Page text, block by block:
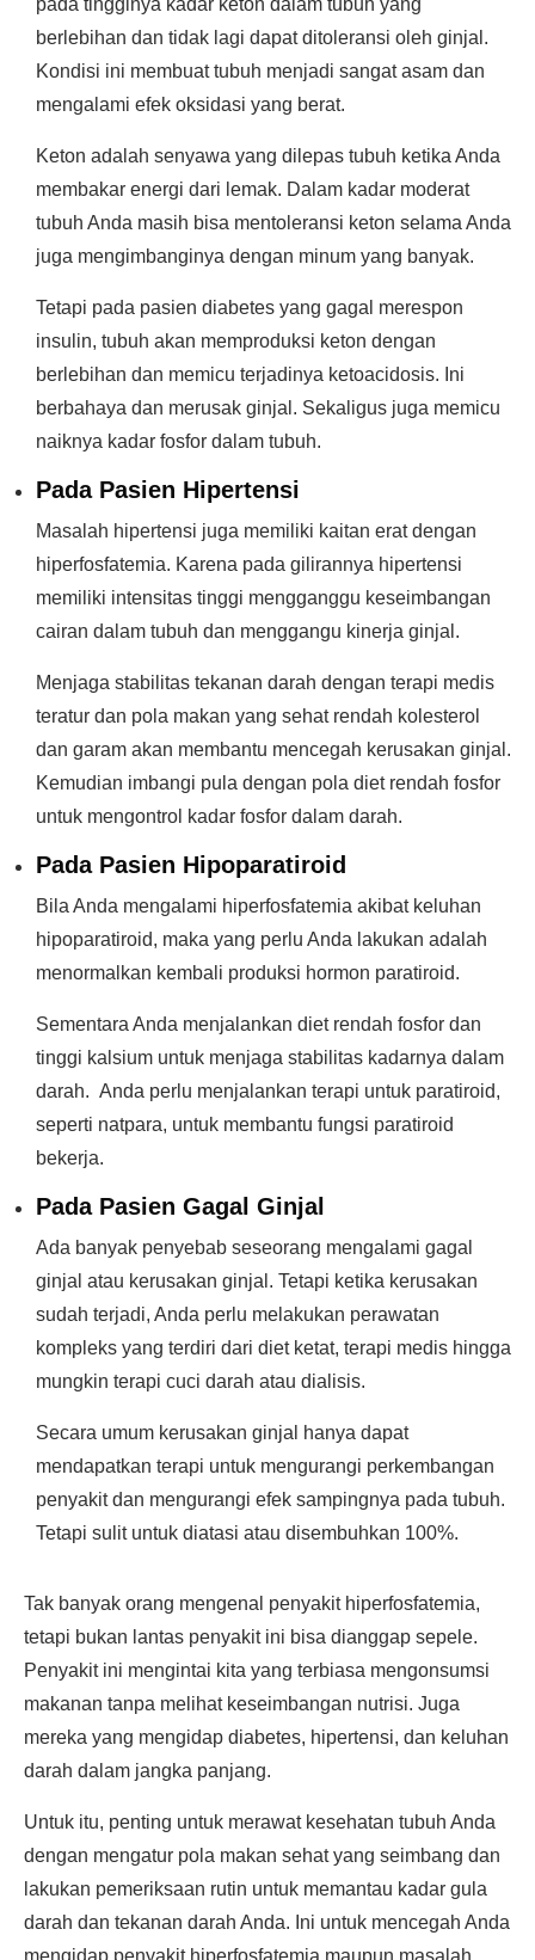
pada tingginya kadar keton dalam tubuh yang
berlebihan dan tidak lagi dapat ditoleransi oleh ginjal.
Kondisi ini membuat tubuh menjadi sangat asam dan
mengalami efek oksidasi yang berat.
Keton adalah senyawa yang dilepas tubuh ketika Anda
membakar energi dari lemak. Dalam kadar moderat
tubuh Anda masih bisa mentoleransi keton selama Anda
juga mengimbanginya dengan minum yang banyak.
Tetapi pada pasien diabetes yang gagal merespon
insulin, tubuh akan memproduksi keton dengan
berlebihan dan memicu terjadinya ketoacidosis. Ini
berbahaya dan merusak ginjal. Sekaligus juga memicu
naiknya kadar fosfor dalam tubuh.
Pada Pasien Hipertensi
Masalah hipertensi juga memiliki kaitan erat dengan
hiperfosfatemia. Karena pada gilirannya hipertensi
memiliki intensitas tinggi mengganggu keseimbangan
cairan dalam tubuh dan menggangu kinerja ginjal.
Menjaga stabilitas tekanan darah dengan terapi medis
teratur dan pola makan yang sehat rendah kolesterol
dan garam akan membantu mencegah kerusakan ginjal.
Kemudian imbangi pula dengan pola diet rendah fosfor
untuk mengontrol kadar fosfor dalam darah.
Pada Pasien Hipoparatiroid
Bila Anda mengalami hiperfosfatemia akibat keluhan
hipoparatiroid, maka yang perlu Anda lakukan adalah
menormalkan kembali produksi hormon paratiroid.
Sementara Anda menjalankan diet rendah fosfor dan
tinggi kalsium untuk menjaga stabilitas kadarnya dalam
darah. Anda perlu menjalankan terapi untuk paratiroid,
seperti natpara, untuk membantu fungsi paratiroid
bekerja.
Pada Pasien Gagal Ginjal
Ada banyak penyebab seseorang mengalami gagal
ginjal atau kerusakan ginjal. Tetapi ketika kerusakan
sudah terjadi, Anda perlu melakukan perawatan
kompleks yang terdiri dari diet ketat, terapi medis hingga
mungkin terapi cuci darah atau dialisis.
Secara umum kerusakan ginjal hanya dapat
mendapatkan terapi untuk mengurangi perkembangan
penyakit dan mengurangi efek sampingnya pada tubuh.
Tetapi sulit untuk diatasi atau disembuhkan 100%.
Tak banyak orang mengenal penyakit hiperfosfatemia,
tetapi bukan lantas penyakit ini bisa dianggap sepele.
Penyakit ini mengintai kita yang terbiasa mengonsumsi
makanan tanpa melihat keseimbangan nutrisi. Juga
mereka yang mengidap diabetes, hipertensi, dan keluhan
darah dalam jangka panjang.
Untuk itu, penting untuk merawat kesehatan tubuh Anda
dengan mengatur pola makan sehat yang seimbang dan
lakukan pemeriksaan rutin untuk memantau kadar gula
darah dan tekanan darah Anda. Ini untuk mencegah Anda
mengidap penyakit hiperfosfatemia maupun masalah